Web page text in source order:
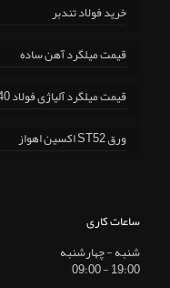
خرید فولاد تندبر
قیمت میلگرد آهن ساده
قیمت میلگرد آلیاژی فولاد MO40
ورق ST52 اکسین اهواز
ساعات کاری
شنبه - چهارشنبه
19:00 - 09:00